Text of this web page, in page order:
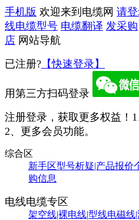
手机版 欢迎来到电缆网 请
线电缆型号 电缆翻译 发采购
店 网站导航
已注册? 【快速登录】
用第三方扫码登录
注册登录，获取更多权益！
2、更多会员功能。
综合区
新手区型号析疑|产品报价
购信息
电线电缆专区
架空线|裸电线|型线电磁线